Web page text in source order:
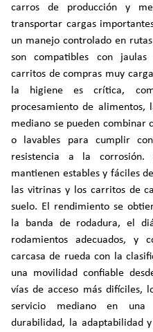
carros de producción y
transportar cargas
un manejo controlado en
son compatibles con jaulas
carritos de compras muy
la higiene es crítica,
procesamiento de alimentos,
mediano se pueden combinar
o lavables para cumplir
resistencia a la corrosión.
mantienen estables y fáciles
las vitrinas y los carritos de
suelo. El rendimiento se
la banda de rodadura, el
rodamientos adecuados, y
carcasa de rueda con la
una movilidad confiable
vías de acceso más difíciles,
servicio mediano en una
durabilidad, la adaptabilidad